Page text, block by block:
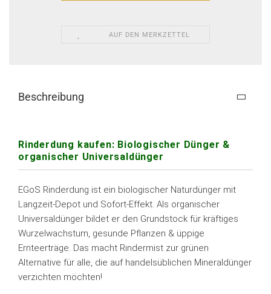
AUF DEN MERKZETTEL
Beschreibung
Rinderdung kaufen: Biologischer Dünger &
organischer Universaldünger
EGoS Rinderdung ist ein biologischer Naturdünger mit
Langzeit-Depot und Sofort-Effekt. Als organischer
Universaldünger bildet er den Grundstock für kräftiges
Wurzelwachstum, gesunde Pflanzen & üppige
Ernteerträge. Das macht Rindermist zur grünen
Alternative für alle, die auf handelsüblichen Mineraldünger
verzichten möchten!